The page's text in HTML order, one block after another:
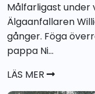
Målfarligast under
Älgaanfallaren
gånger. Föga
pappa Ni...
LÄS MER